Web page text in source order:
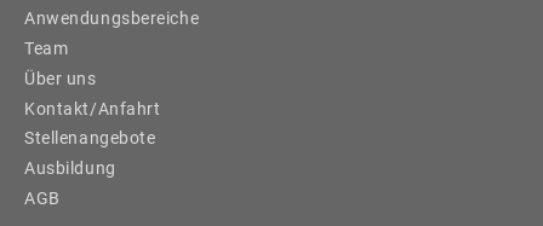
Anwendungsbereiche
Team
Über uns
Kontakt/Anfahrt
Stellenangebote
Ausbildung
AGB